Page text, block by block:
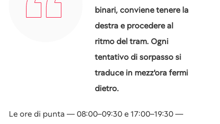
binari, conviene tenere la
destra e procedere al
ritmo del tram. Ogni
tentativo di sorpasso si
traduce in mezz'ora fermi
dietro.
Le ore di punta — 08:00–09:30 e 17:00–19:30 —